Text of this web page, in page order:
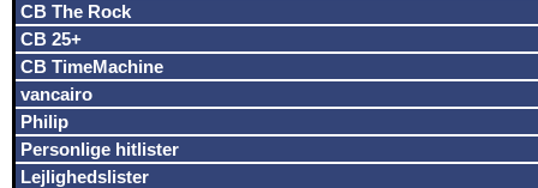
CB The Rock
CB 25+
CB TimeMachine
vancairo
Philip
Personlige hitlister
Lejlighedslister